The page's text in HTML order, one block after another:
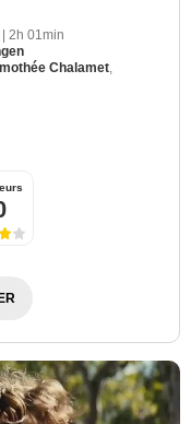
| 2h 01min
Chalamet